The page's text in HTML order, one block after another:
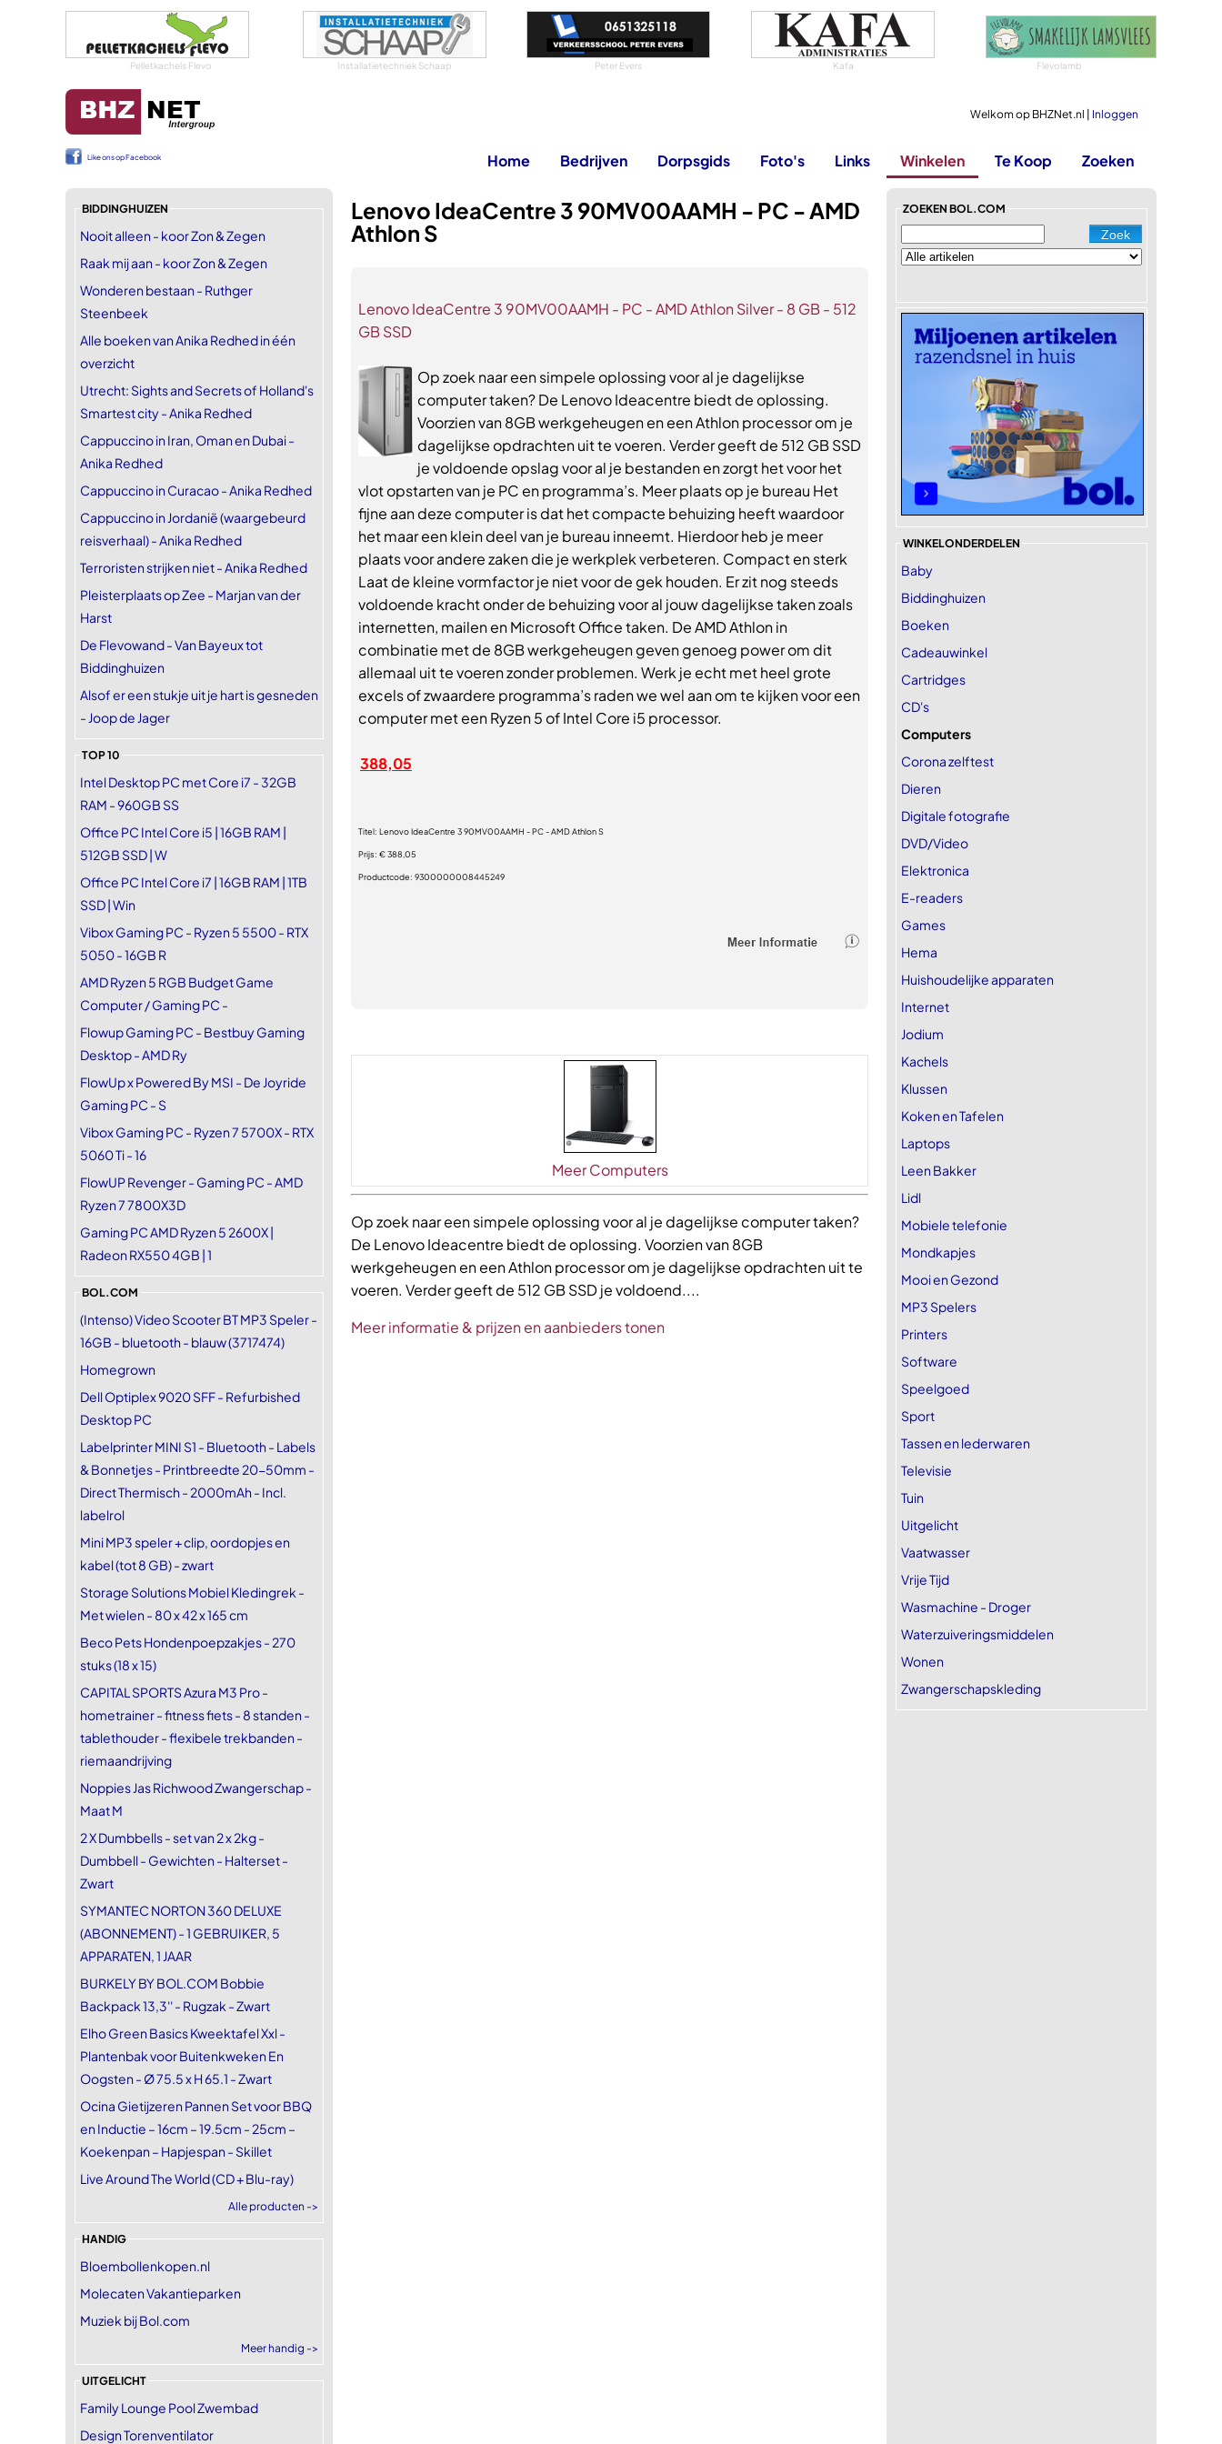
Pelletkachels Flevo Installatietechniek Schaap Peter Evers Kafa Flevolamb
Welkom op BHZNet.nl | Inloggen
Like ons op Facebook Home Bedrijven Dorpsgids Foto's Links Winkelen Te Koop Zoeken
BIDDINGHUIZEN
Nooit alleen - koor Zon & Zegen
Raak mij aan - koor Zon & Zegen
Wonderen bestaan - Ruthger
Steenbeek
Alle boeken van Anika Redhed in één
overzicht
Utrecht: Sights and Secrets of Holland's
Smartest city - Anika Redhed
Cappuccino in Iran, Oman en Dubai -
Anika Redhed
Cappuccino in Curacao - Anika Redhed
Cappuccino in Jordanië (waargebeurd
reisverhaal) - Anika Redhed
Terroristen strijken niet - Anika Redhed
Pleisterplaats op Zee - Marjan van der
Harst
De Flevowand - Van Bayeux tot
Biddinghuizen
Alsof er een stukje uit je hart is gesneden
- Joop de Jager
TOP 10
Intel Desktop PC met Core i7 - 32GB
RAM - 960GB SS
Office PC Intel Core i5 | 16GB RAM |
512GB SSD | W
Office PC Intel Core i7 | 16GB RAM | 1TB
SSD | Win
Vibox Gaming PC - Ryzen 5 5500 - RTX
5050 - 16GB R
AMD Ryzen 5 RGB Budget Game
Computer / Gaming PC -
Flowup Gaming PC - Bestbuy Gaming
Desktop - AMD Ry
FlowUp x Powered By MSI - De Joyride
Gaming PC - S
Vibox Gaming PC - Ryzen 7 5700X - RTX
5060 Ti - 16
FlowUP Revenger - Gaming PC - AMD
Ryzen 7 7800X3D
Gaming PC AMD Ryzen 5 2600X |
Radeon RX550 4GB | 1
BOL.COM
(Intenso) Video Scooter BT MP3 Speler -
16GB - bluetooth - blauw (3717474)
Homegrown
Dell Optiplex 9020 SFF - Refurbished
Desktop PC
Labelprinter MINI S1 - Bluetooth - Labels
& Bonnetjes - Printbreedte 20-50mm -
Direct Thermisch - 2000mAh - Incl.
labelrol
Mini MP3 speler + clip, oordopjes en
kabel (tot 8 GB) - zwart
Storage Solutions Mobiel Kledingrek -
Met wielen - 80 x 42 x 165 cm
Beco Pets Hondenpoepzakjes - 270
stuks (18 x 15)
CAPITAL SPORTS Azura M3 Pro -
hometrainer - fitness fiets - 8 standen -
tablethouder - flexibele trekbanden -
riemaandrijving
Noppies Jas Richwood Zwangerschap -
Maat M
2 X Dumbbells - set van 2 x 2kg -
Dumbbell - Gewichten - Halterset -
Zwart
SYMANTEC NORTON 360 DELUXE
(ABONNEMENT) - 1 GEBRUIKER, 5
APPARATEN, 1 JAAR
BURKELY BY BOL.COM Bobbie
Backpack 13,3'' - Rugzak - Zwart
Elho Green Basics Kweektafel Xxl -
Plantenbak voor Buitenkweken En
Oogsten - Ø 75.5 x H 65.1 - Zwart
Ocina Gietijzeren Pannen Set voor BBQ
en Inductie – 16cm – 19.5cm - 25cm –
Koekenpan – Hapjespan - Skillet
Live Around The World (CD + Blu-ray)
Alle producten ->
HANDIG
Bloembollenkopen.nl
Molecaten Vakantieparken
Muziek bij Bol.com
Meer handig ->
UITGELICHT
Family Lounge Pool Zwembad
Design Torenventilator
Lenovo IdeaCentre 3 90MV00AAMH - PC - AMD
Athlon S
Lenovo IdeaCentre 3 90MV00AAMH - PC - AMD Athlon Silver - 8 GB - 512
GB SSD
Op zoek naar een simpele oplossing voor al je dagelijkse
computer taken? De Lenovo Ideacentre biedt de oplossing.
Voorzien van 8GB werkgeheugen en een Athlon processor om je
dagelijkse opdrachten uit te voeren. Verder geeft de 512 GB SSD
je voldoende opslag voor al je bestanden en zorgt het voor het
vlot opstarten van je PC en programma’s. Meer plaats op je bureau Het
fijne aan deze computer is dat het compacte behuizing heeft waardoor
het maar een klein deel van je bureau inneemt. Hierdoor heb je meer
plaats voor andere zaken die je werkplek verbeteren. Compact en sterk
Laat de kleine vormfactor je niet voor de gek houden. Er zit nog steeds
voldoende kracht onder de behuizing voor al jouw dagelijkse taken zoals
internetten, mailen en Microsoft Office taken. De AMD Athlon in
combinatie met de 8GB werkgeheugen geven genoeg power om dit
allemaal uit te voeren zonder problemen. Werk je echt met heel grote
excels of zwaardere programma’s raden we wel aan om te kijken voor een
computer met een Ryzen 5 of Intel Core i5 processor.
388,05
Titel: Lenovo IdeaCentre 3 90MV00AAMH - PC - AMD Athlon S
Prijs: € 388,05
Productcode: 9300000008445249
Meer Computers
Op zoek naar een simpele oplossing voor al je dagelijkse computer taken?
De Lenovo Ideacentre biedt de oplossing. Voorzien van 8GB
werkgeheugen en een Athlon processor om je dagelijkse opdrachten uit te
voeren. Verder geeft de 512 GB SSD je voldoend....
Meer informatie & prijzen en aanbieders tonen
ZOEKEN BOL.COM
WINKELONDERDELEN
Baby
Biddinghuizen
Boeken
Cadeauwinkel
Cartridges
CD's
Computers
Corona zelftest
Dieren
Digitale fotografie
DVD/Video
Elektronica
E-readers
Games
Hema
Huishoudelijke apparaten
Internet
Jodium
Kachels
Klussen
Koken en Tafelen
Laptops
Leen Bakker
Lidl
Mobiele telefonie
Mondkapjes
Mooi en Gezond
MP3 Spelers
Printers
Software
Speelgoed
Sport
Tassen en lederwaren
Televisie
Tuin
Uitgelicht
Vaatwasser
Vrije Tijd
Wasmachine - Droger
Waterzuiveringsmiddelen
Wonen
Zwangerschapskleding